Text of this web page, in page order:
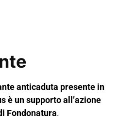
anticaduta presente in
è un supporto all’azione
Fondonatura.